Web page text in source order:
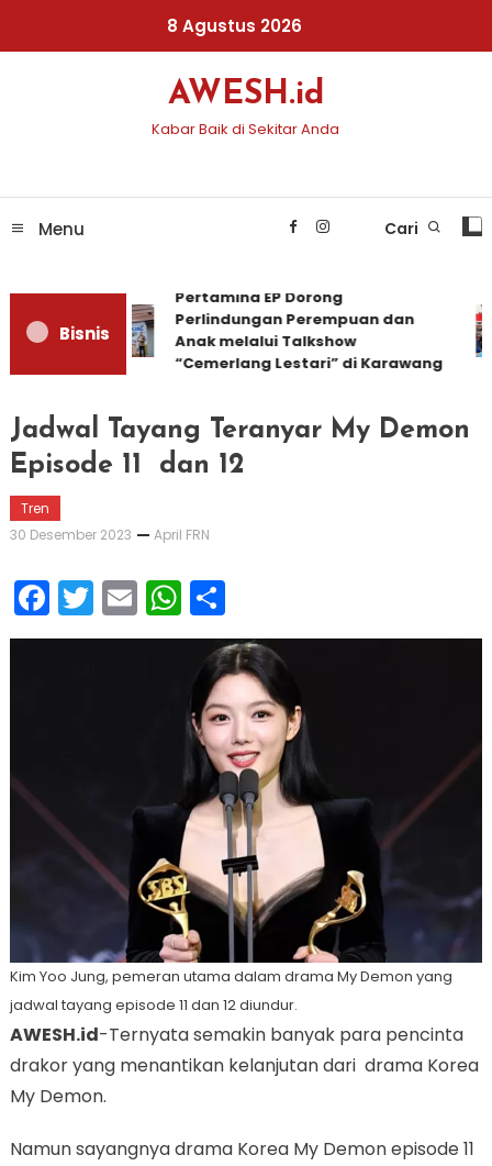
8 Agustus 2026
AWESH.id
Kabar Baik di Sekitar Anda
Menu Cari
Bisnis
Pertamina EP Dorong
Perlindungan Perempuan dan
Anak melalui Talkshow
“Cemerlang Lestari” di Karawang
Jadwal Tayang Teranyar My Demon
Episode 11 dan 12
Tren
30 Desember 2023
April FRN
Facebook
Twitter
EmailWhatsApp
Share
Kim Yoo Jung, pemeran utama dalam drama My Demon yang
jadwal tayang episode 11 dan 12 diundur.
AWESH.id-Ternyata semakin banyak para pencinta
drakor yang menantikan kelanjutan dari drama Korea
My Demon.
Namun sayangnya drama Korea My Demon episode 11